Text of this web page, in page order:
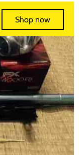
Shop now